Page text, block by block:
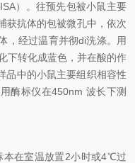
）。往预先包被小鼠主要
抗体的包被微孔中，依次
，经过温育并彻di洗涤。用
下转化成蓝色，并在酸的作
品中的小鼠主要组织相容性
酶标仪在450nm 波长下测
本在室温放置2小时或4℃过